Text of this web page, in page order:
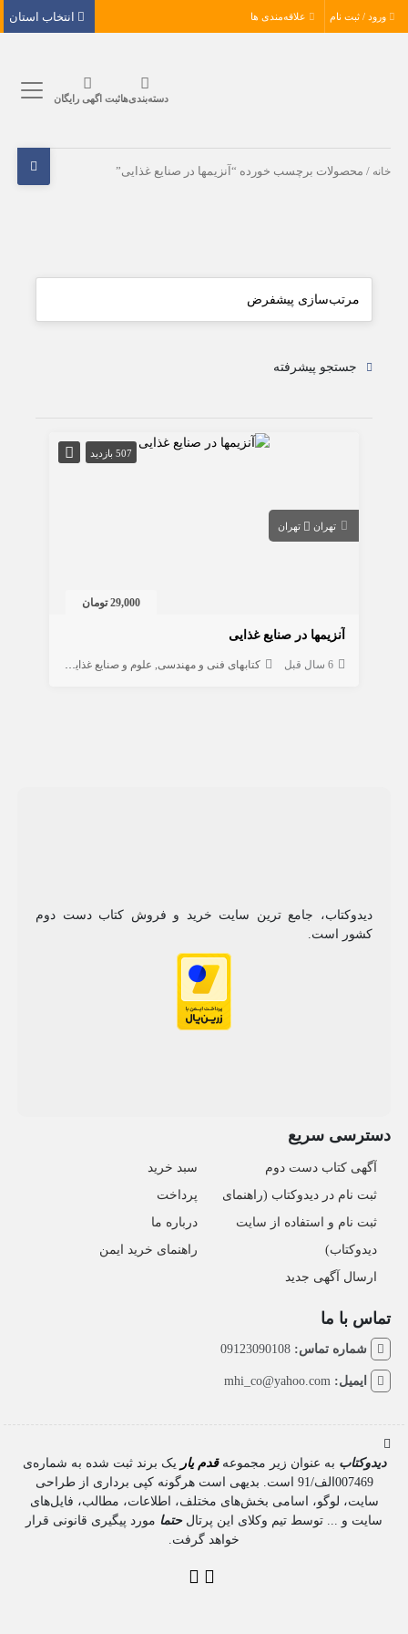
ورود / ثبت نام علاقه‌مندی ها
دسته‌بندی‌هاثبت اگهی رایگان
خانه / محصولات برچسب خورده “آنزیمها در صنایع غذایی”
جستجو پیشرفته
507 بازدید
تهران تهران
29,000 تومان
آنزیمها در صنایع غذایی
6 سال قبل کتابهای فنی و مهندسی علوم و صنایع غذایی
دیدوکتاب، جامع ترین سایت خرید و فروش کتاب دست دوم
کشور است.
دسترسی سریع
آگهی کتاب دست دوم
ثبت نام در دیدوکتاب (راهنمای
ثبت نام و استفاده از سایت
دیدوکتاب)
ارسال آگهی جدید
سبد خرید
پرداخت
درباره ما
راهنمای خرید ایمن
تماس با ما
شماره تماس:09123090108
ایمیل:mhi_co@yahoo.com
دیدوکتاب به عنوان زیر مجموعهقدم یار یک برند ثبت شده به شماره‌ی
007469الف/91 است. بدیهی است هرگونه کپی برداری از طراحی
سایت، لوگو، اسامی بخش‌های مختلف، اطلاعات، مطالب، فایل‌های
سایت و ... توسط تیم وکلای این پرتالحتما مورد پیگیری قانونی قرار
خواهد گرفت.